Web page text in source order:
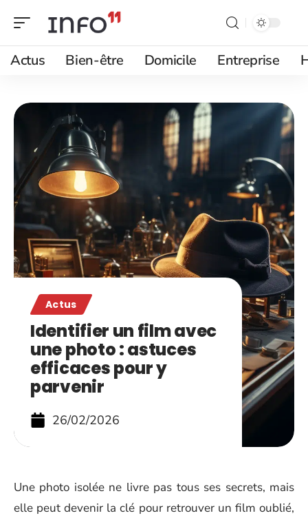
Actus Bien-être Domicile Entreprise
Actus
Identifier un film avec
une photo : astuces
efficaces pour y
parvenir
26/02/2026
Une photo isolée ne livre pas tous ses secrets, mais
elle peut devenir la clé pour retrouver un film oublié,